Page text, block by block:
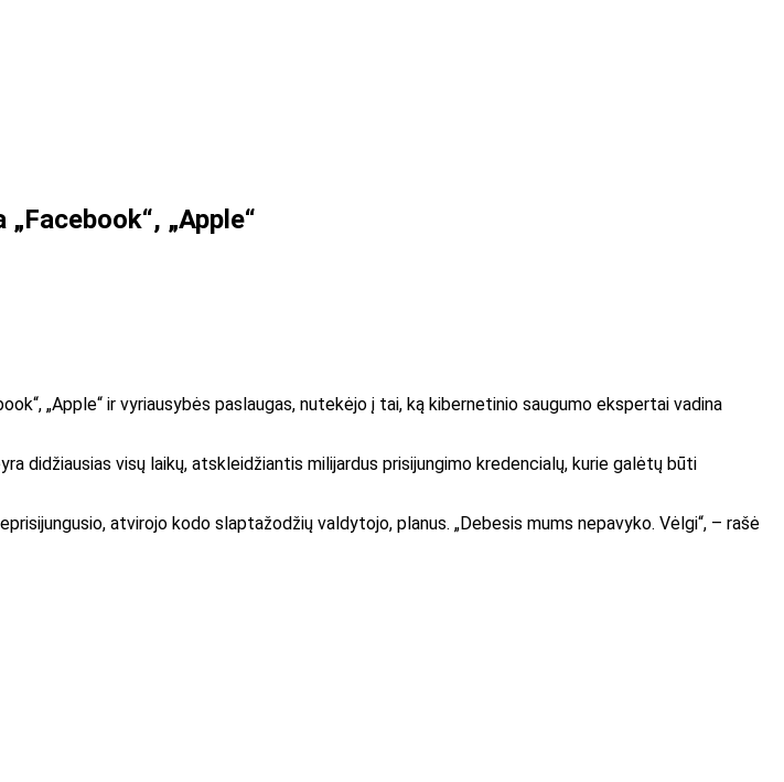
„Apple“
„Apple“ ir vyriausybės paslaugas, nutekėjo į tai, ką kibernetinio saugumo ekspertai vadina
yra didžiausias visų laikų, atskleidžiantis milijardus prisijungimo kredencialų, kurie galėtų būti
atvirojo kodo slaptažodžių valdytojo, planus. „Debesis mums nepavyko. Vėlgi“, – rašė